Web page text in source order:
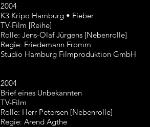
2004
K3 Kripo Hamburg • Fieber
TV-Film [Reihe]
Rolle: Jens-Olaf Jürgens [Nebenrolle]
Regie: Friedemann Fromm
Studio Hamburg Filmproduktion GmbH
2004
Brief eines Unbekannten
TV-Film
Rolle: Herr Petersen [Nebenrolle]
Regie: Arend Agthe